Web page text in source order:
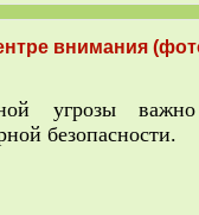
внимания
угрозы
безопасности.